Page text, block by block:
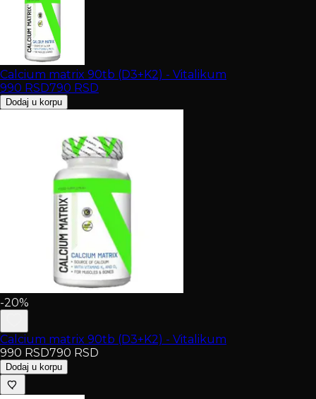
Calcium matrix 90tb (D3+K2) - Vitalikum
990 RSD790 RSD
Dodaj u korpu
-20%
Calcium matrix 90tb (D3+K2) - Vitalikum
990 RSD790 RSD
Dodaj u korpu